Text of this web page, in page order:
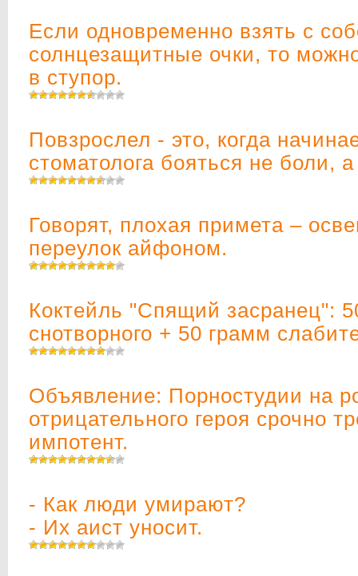
Если одновременно взять с
солнцезащитные очки, то
в ступор.
Повзрослел - это, когда
стоматолога бояться не боли,
Говорят, плохая примета –
переулок айфоном.
Коктейль "Спящий засранец":
снотворного + 50 грамм
Объявление: Порностудии на
отрицательного героя срочно
импотент.
- Как люди умирают?
- Их аист уносит.